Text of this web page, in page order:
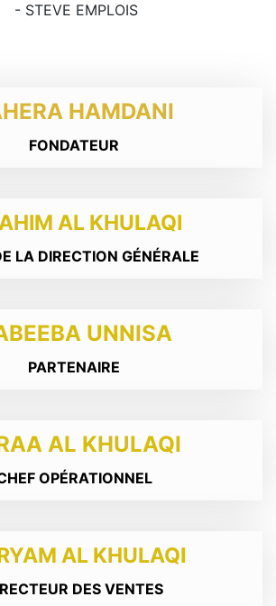
- STEVE EMPLOIS
HAMDANI
FONDATEUR
AL KHULAQI
LA DIRECTION GÉNÉRALE
UNNISA
PARTENAIRE
AL KHULAQI
OPÉRATIONNEL
AL KHULAQI
DES VENTES